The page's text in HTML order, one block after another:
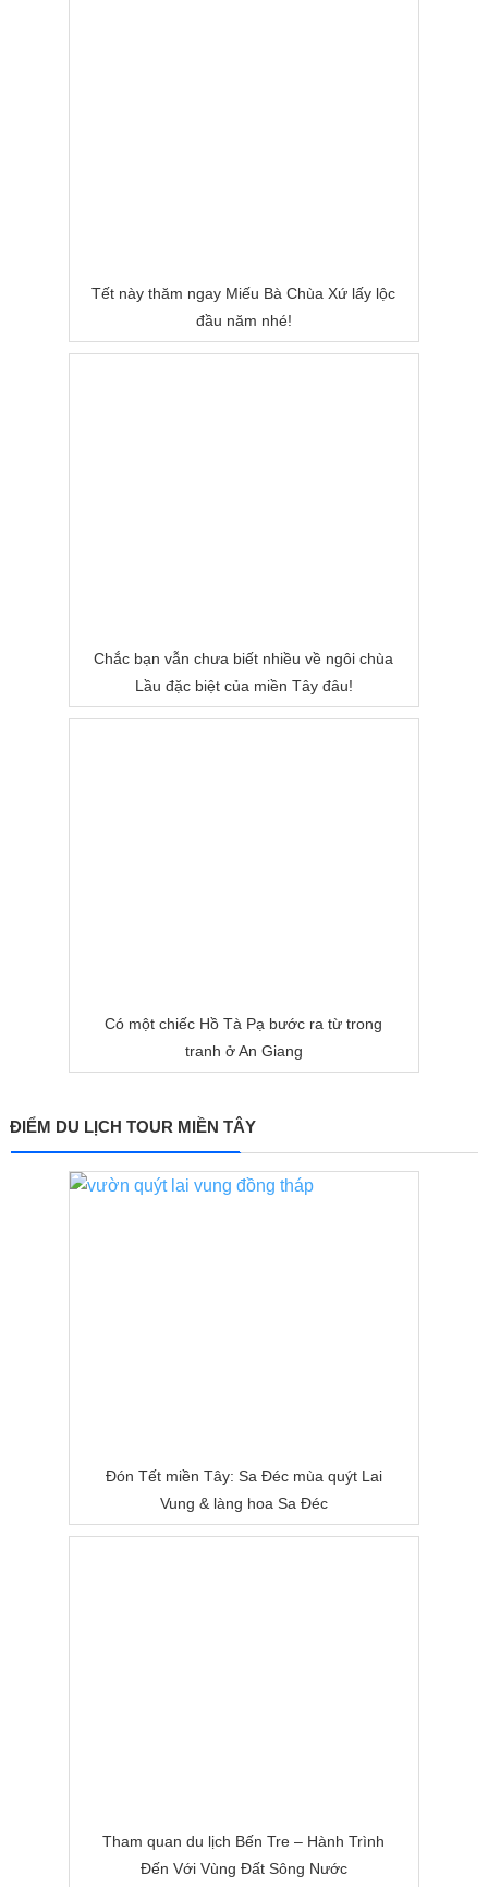
Tết này thăm ngay Miếu Bà Chùa Xứ lấy lộc
đầu năm nhé!
Chắc bạn vẫn chưa biết nhiều về ngôi chùa
Lầu đặc biệt của miền Tây đâu!
Có một chiếc Hồ Tà Pạ bước ra từ trong
tranh ở An Giang
ĐIỂM DU LỊCH TOUR MIỀN TÂY
Đón Tết miền Tây: Sa Đéc mùa quýt Lai
Vung & làng hoa Sa Đéc
Tham quan du lịch Bến Tre – Hành Trình
Đến Với Vùng Đất Sông Nước